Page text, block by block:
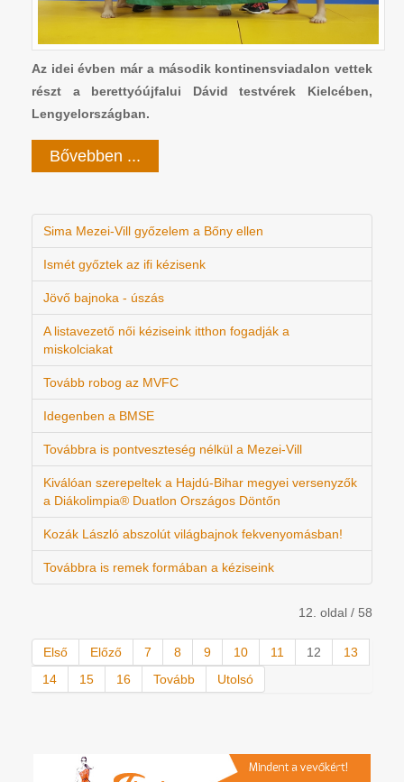
Az idei évben már a második kontinensviadalon vettek
részt a berettyóújfalui Dávid testvérek Kielcében,
Lengyelországban.
Bővebben ...
Sima Mezei-Vill győzelem a Bőny ellen
Ismét győztek az ifi kézisenk
Jövő bajnoka - úszás
A listavezető női kéziseink itthon fogadják a
miskolciakat
Tovább robog az MVFC
Idegenben a BMSE
Továbbra is pontveszteség nélkül a Mezei-Vill
Kiválóan szerepeltek a Hajdú-Bihar megyei versenyzők
a Diákolimpia® Duatlon Országos Döntőn
Kozák László abszolút világbajnok fekvenyomásban!
Továbbra is remek formában a kéziseink
12. oldal / 58
Első Előző 7 8 9 10 11 12
13
14
15 16 Tovább Utolsó